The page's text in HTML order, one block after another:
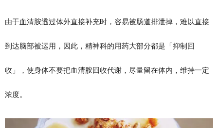
由于血清胺透过体外直接补充时，容易被肠道排泄掉，难以直接
到达脑部被运用，因此，精神科的用药大部分都是「抑制回
收」，使身体不要把血清胺回收代谢，尽量留在体内，维持一定
浓度。